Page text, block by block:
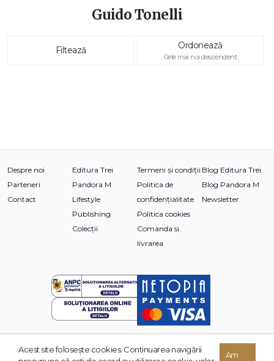
Guido Tonelli
Filtează Ordonează
Cele mai noi descendent
Despre noi
Parteneri
Contact
Editura Trei
Pandora M
Lifestyle
Publishing
Colecții
Termeni și condiții
Politica de
confidențialitate
Politica cookies
Comanda si
livrarea
Blog Editura Trei
Blog Pandora M
Newsletter
© 2026 Grupul Editorial TREI. Toate drepturile rezervate.
Acest site foloseşte cookies. Continuarea navigării
Am